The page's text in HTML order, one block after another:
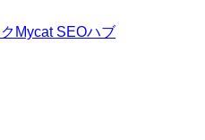
Mycat SEOハブ